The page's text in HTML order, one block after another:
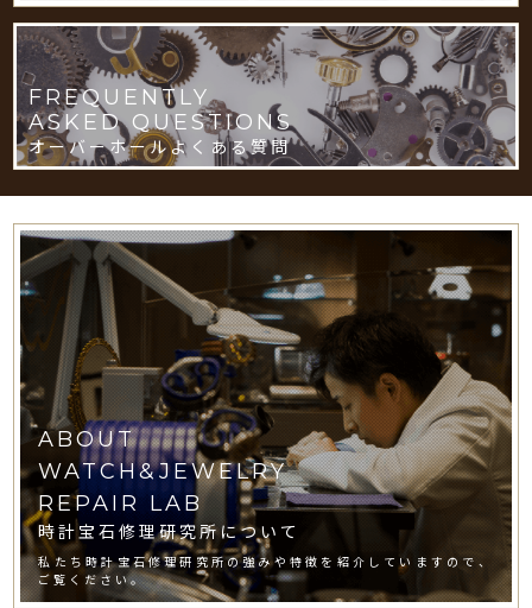
FREQUENTLY
ASKED QUESTIONS
オーバーホールよくある質問
ABOUT
WATCH&JEWELRY
REPAIR LAB
時計宝石修理研究所について
私たち時計宝石修理研究所の強みや特徴を紹介していますので、
ご覧ください。